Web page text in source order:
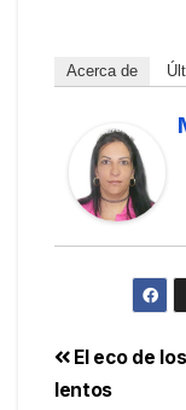
Acerca de
El eco de
lentos